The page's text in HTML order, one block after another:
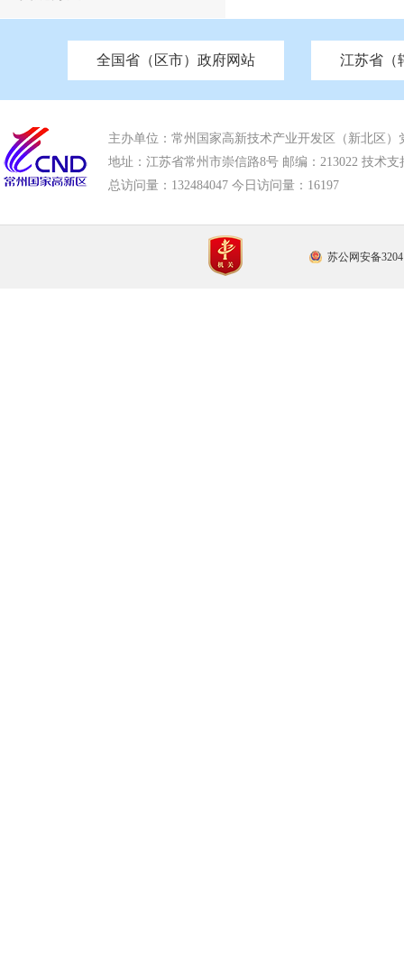
全国省（区市）政府网站
北京 天津 重庆 河南 河北 山西
江苏省（
中国江苏 南京市政府 苏州市政府 无锡
市发改委 市工信局 市教育局 市科技局 市
市应急管理局 市审计局 市外事办 市生态
主办单位：常州国家高新技术产业开发区（新北区）
地址：江苏省常州市崇信路8号 邮编：213022 技术支
总访问量： 132484047 今日访问量： 16197
苏公网安备